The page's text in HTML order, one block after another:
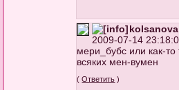
kolsanova
2009-07-14
мери_бубс или как-то
всяких мен-вумен
(Ответить )